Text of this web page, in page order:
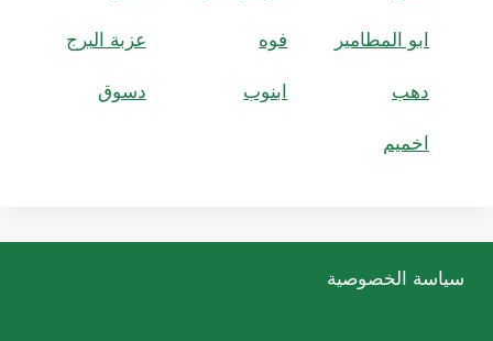
ابو المطامير فوه عزبة البرج
دهب ابنوب دسوق
اخميم
سياسة الخصوصية